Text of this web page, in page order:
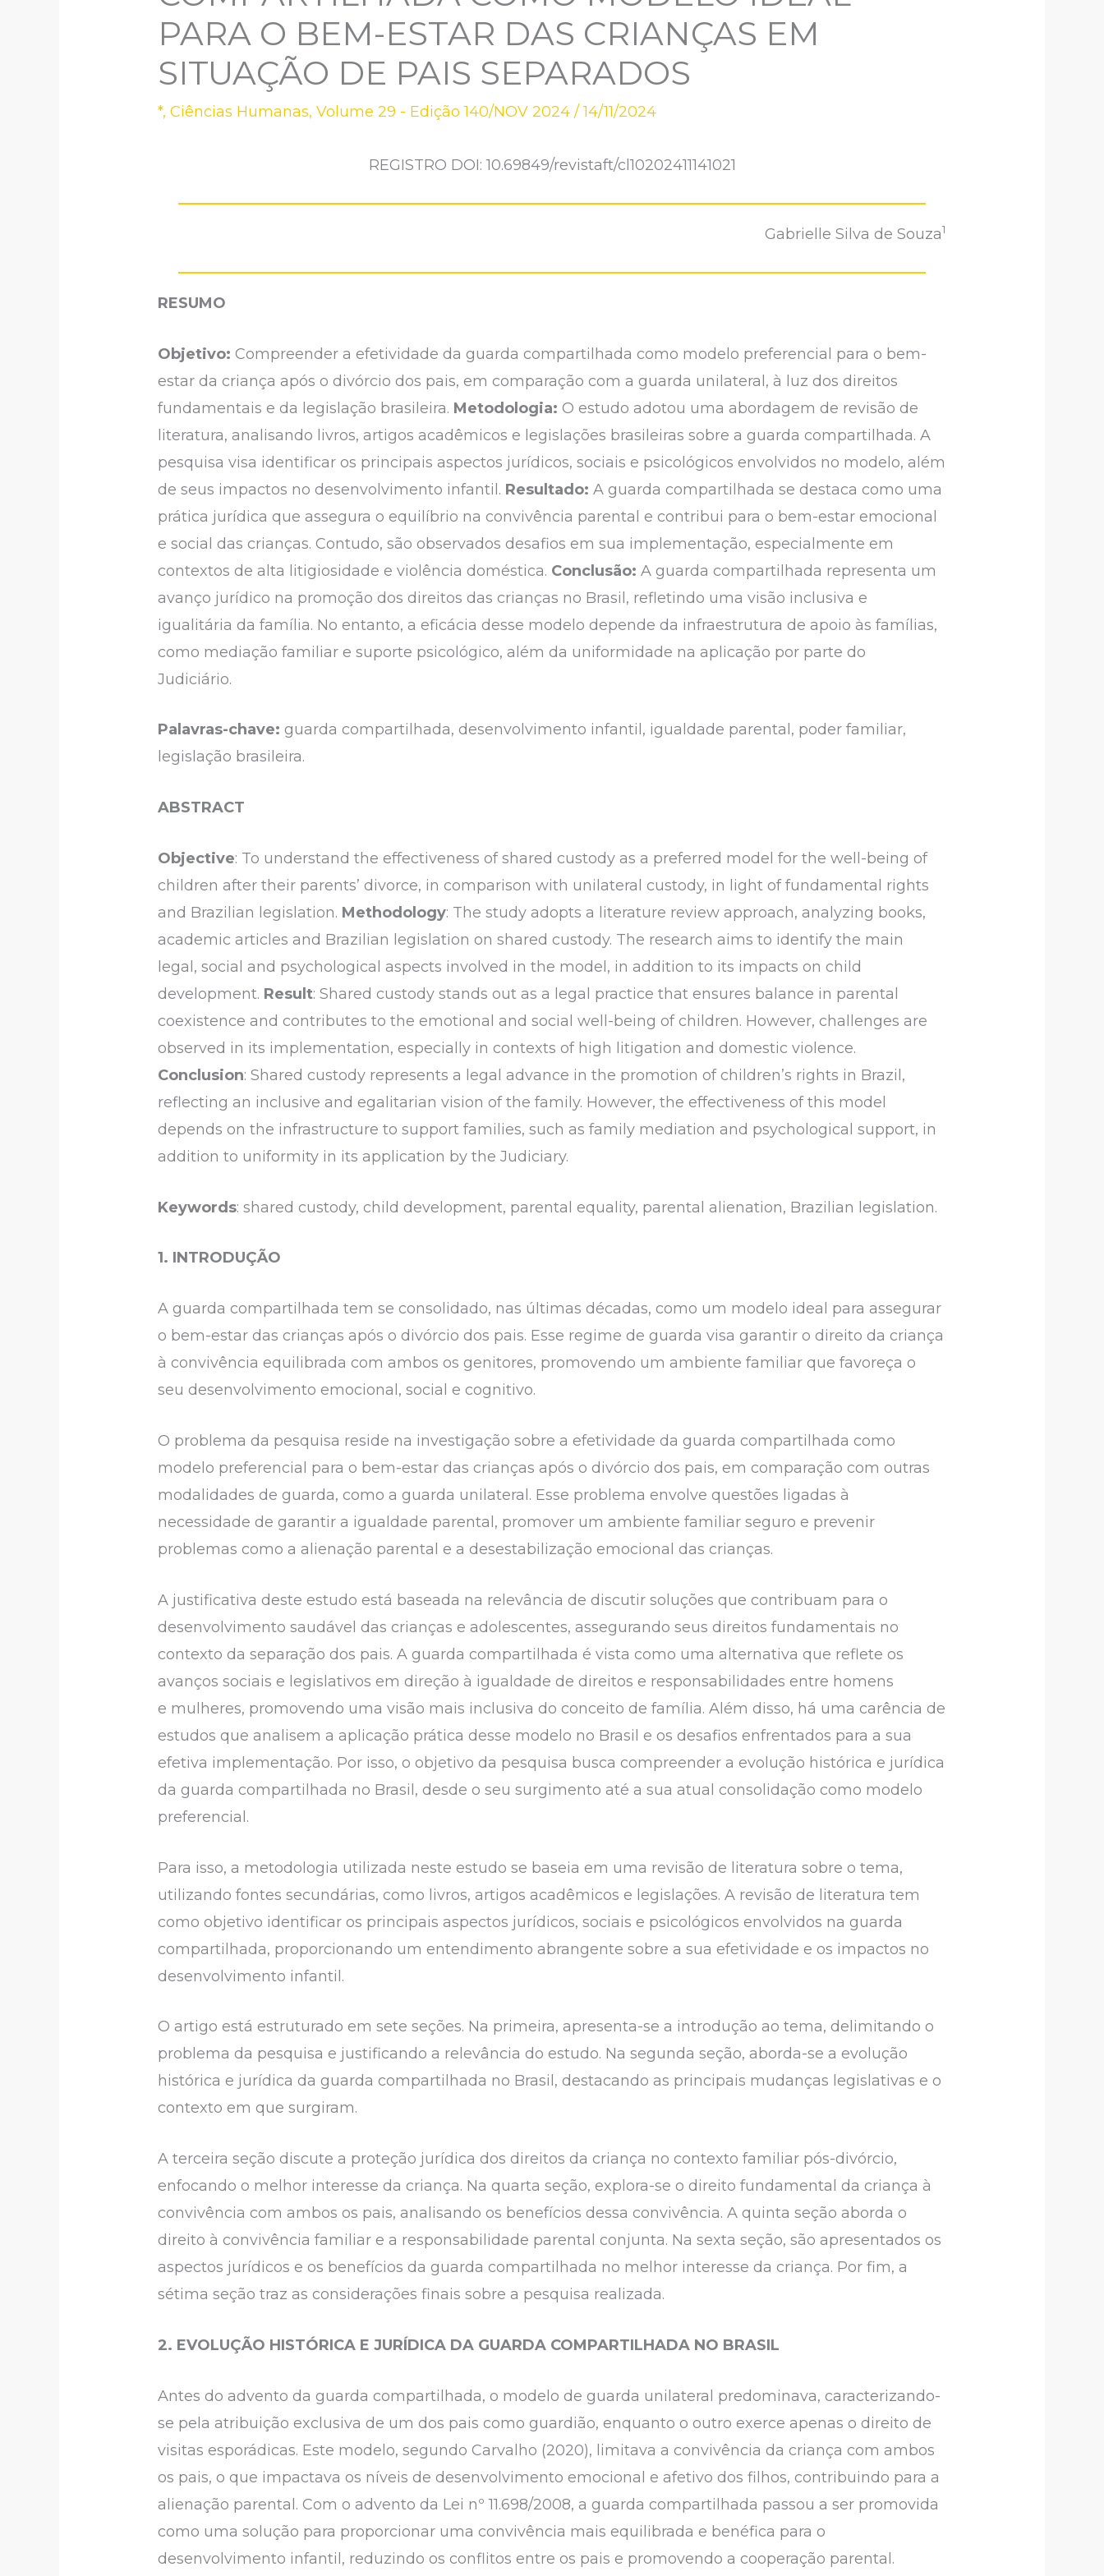
PARA O BEM-ESTAR DAS CRIANÇAS EM
SITUAÇÃO DE PAIS SEPARADOS
*,Ciências Humanas,Volume 29 - Edição 140/NOV 2024 /14/11/2024
REGISTRO DOI: 10.69849/revistaft/cl10202411141021
Gabrielle Silva de Souza1
RESUMO
Objetivo: Compreender a efetividade da guarda compartilhada como modelo preferencial para o bem-
estar da criança após o divórcio dos pais, em comparação com a guarda unilateral, à luz dos direitos
fundamentais e da legislação brasileira. Metodologia: O estudo adotou uma abordagem de revisão de
literatura, analisando livros, artigos acadêmicos e legislações brasileiras sobre a guarda compartilhada. A
pesquisa visa identificar os principais aspectos jurídicos, sociais e psicológicos envolvidos no modelo, além
de seus impactos no desenvolvimento infantil. Resultado: A guarda compartilhada se destaca como uma
prática jurídica que assegura o equilíbrio na convivência parental e contribui para o bem-estar emocional
e social das crianças. Contudo, são observados desafios em sua implementação, especialmente em
contextos de alta litigiosidade e violência doméstica. Conclusão: A guarda compartilhada representa um
avanço jurídico na promoção dos direitos das crianças no Brasil, refletindo uma visão inclusiva e
igualitária da família. No entanto, a eficácia desse modelo depende da infraestrutura de apoio às famílias,
como mediação familiar e suporte psicológico, além da uniformidade na aplicação por parte do
Judiciário.
Palavras-chave: guarda compartilhada, desenvolvimento infantil, igualdade parental, poder familiar,
legislação brasileira.
ABSTRACT
Objective: To understand the effectiveness of shared custody as a preferred model for the well-being of
children after their parents’ divorce, in comparison with unilateral custody, in light of fundamental rights
and Brazilian legislation. Methodology: The study adopts a literature review approach, analyzing books,
academic articles and Brazilian legislation on shared custody. The research aims to identify the main
legal, social and psychological aspects involved in the model, in addition to its impacts on child
development. Result: Shared custody stands out as a legal practice that ensures balance in parental
coexistence and contributes to the emotional and social well-being of children. However, challenges are
observed in its implementation, especially in contexts of high litigation and domestic violence.
Conclusion: Shared custody represents a legal advance in the promotion of children’s rights in Brazil,
reflecting an inclusive and egalitarian vision of the family. However, the effectiveness of this model
depends on the infrastructure to support families, such as family mediation and psychological support, in
addition to uniformity in its application by the Judiciary.
Keywords: shared custody, child development, parental equality, parental alienation, Brazilian legislation.
1. INTRODUÇÃO
A guarda compartilhada tem se consolidado, nas últimas décadas, como um modelo ideal para assegurar
o bem-estar das crianças após o divórcio dos pais. Esse regime de guarda visa garantir o direito da criança
à convivência equilibrada com ambos os genitores, promovendo um ambiente familiar que favoreça o
seu desenvolvimento emocional, social e cognitivo.
O problema da pesquisa reside na investigação sobre a efetividade da guarda compartilhada como
modelo preferencial para o bem-estar das crianças após o divórcio dos pais, em comparação com outras
modalidades de guarda, como a guarda unilateral. Esse problema envolve questões ligadas à
necessidade de garantir a igualdade parental, promover um ambiente familiar seguro e prevenir
problemas como a alienação parental e a desestabilização emocional das crianças.
A justificativa deste estudo está baseada na relevância de discutir soluções que contribuam para o
desenvolvimento saudável das crianças e adolescentes, assegurando seus direitos fundamentais no
contexto da separação dos pais. A guarda compartilhada é vista como uma alternativa que reflete os
avanços sociais e legislativos em direção à igualdade de direitos e responsabilidades entre homens
e mulheres, promovendo uma visão mais inclusiva do conceito de família. Além disso, há uma carência de
estudos que analisem a aplicação prática desse modelo no Brasil e os desafios enfrentados para a sua
efetiva implementação. Por isso, o objetivo da pesquisa busca compreender a evolução histórica e jurídica
da guarda compartilhada no Brasil, desde o seu surgimento até a sua atual consolidação como modelo
preferencial.
Para isso, a metodologia utilizada neste estudo se baseia em uma revisão de literatura sobre o tema,
utilizando fontes secundárias, como livros, artigos acadêmicos e legislações. A revisão de literatura tem
como objetivo identificar os principais aspectos jurídicos, sociais e psicológicos envolvidos na guarda
compartilhada, proporcionando um entendimento abrangente sobre a sua efetividade e os impactos no
desenvolvimento infantil.
O artigo está estruturado em sete seções. Na primeira, apresenta-se a introdução ao tema, delimitando o
problema da pesquisa e justificando a relevância do estudo. Na segunda seção, aborda-se a evolução
histórica e jurídica da guarda compartilhada no Brasil, destacando as principais mudanças legislativas e o
contexto em que surgiram.
A terceira seção discute a proteção jurídica dos direitos da criança no contexto familiar pós-divórcio,
enfocando o melhor interesse da criança. Na quarta seção, explora-se o direito fundamental da criança à
convivência com ambos os pais, analisando os benefícios dessa convivência. A quinta seção aborda o
direito à convivência familiar e a responsabilidade parental conjunta. Na sexta seção, são apresentados os
aspectos jurídicos e os benefícios da guarda compartilhada no melhor interesse da criança. Por fim, a
sétima seção traz as considerações finais sobre a pesquisa realizada.
2. EVOLUÇÃO HISTÓRICA E JURÍDICA DA GUARDA COMPARTILHADA NO BRASIL
Antes do advento da guarda compartilhada, o modelo de guarda unilateral predominava, caracterizando-
se pela atribuição exclusiva de um dos pais como guardião, enquanto o outro exerce apenas o direito de
visitas esporádicas. Este modelo, segundo Carvalho (2020), limitava a convivência da criança com ambos
os pais, o que impactava os níveis de desenvolvimento emocional e afetivo dos filhos, contribuindo para a
alienação parental. Com o advento da Lei nº 11.698/2008, a guarda compartilhada passou a ser promovida
como uma solução para proporcionar uma convivência mais equilibrada e benéfica para o
desenvolvimento infantil, reduzindo os conflitos entre os pais e promovendo a cooperação parental.